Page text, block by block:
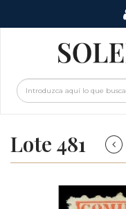
Lote 481